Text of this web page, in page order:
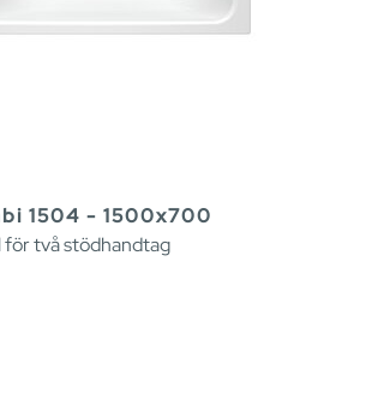
1504 - 1500x700
för två stödhandtag